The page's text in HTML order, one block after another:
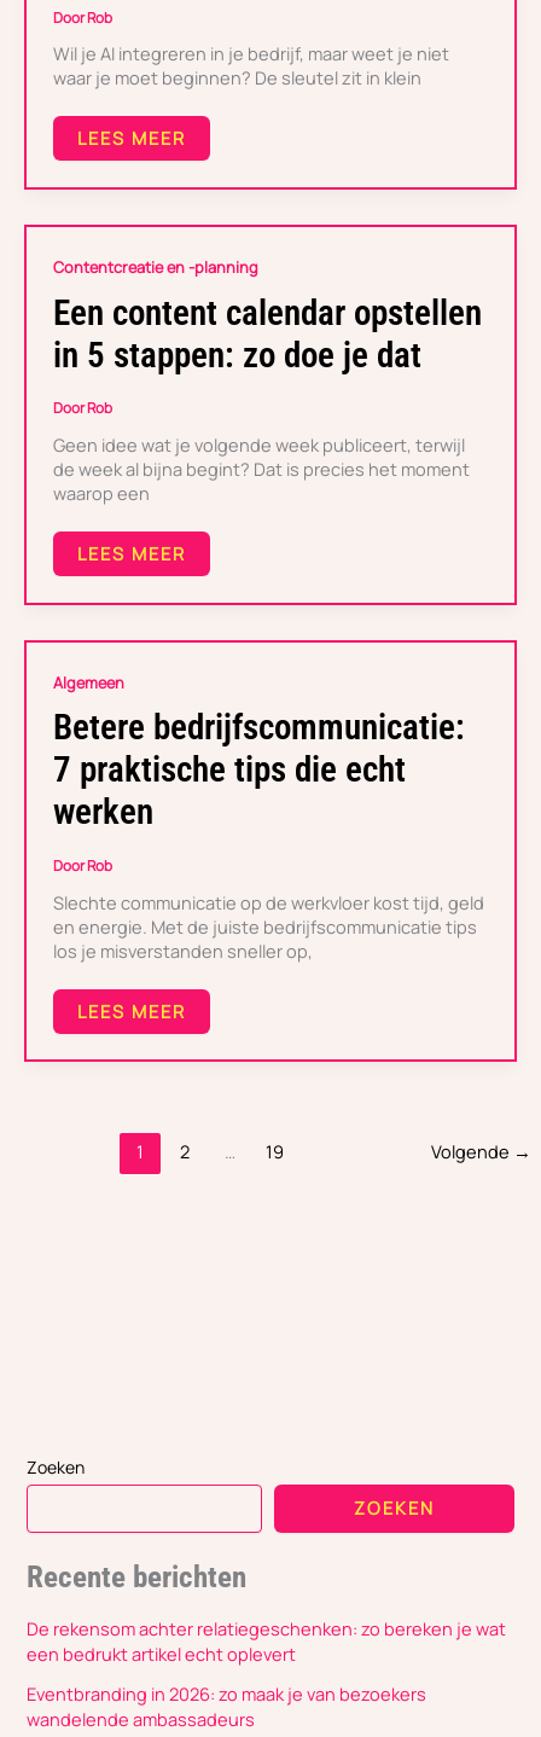
DoorRob
Wil je AI integreren in je bedrijf, maar weet je niet
waar je moet beginnen? De sleutel zit in klein
TE
LEES MEER
Contentcreatie en -planning
Een content calendar opstellen
in 5 stappen: zo doe je dat
DoorRob
Geen idee wat je volgende week publiceert, terwijl
de week al bijna begint? Dat is precies het moment
waarop een
EEN
CALENDAR
OPSTELLEN
IN
5
ZO
JE
DAT
LEES MEER
Algemeen
Betere bedrijfscommunicatie:
7 praktische tips die echt
werken
DoorRob
Slechte communicatie op de werkvloer kost tijd, geld
en energie. Met de juiste bedrijfscommunicatie tips
los je misverstanden sneller op,
BETERE
BEDRIJFSCOMMUNICATIE:
7
PRAKTISCHE
TIPS
DIE
ECHT
WERKEN
LEES MEER
1 2 … 19 Volgende →
Zoeken
ZOEKEN
Recente berichten
De rekensom achter relatiegeschenken: zo bereken je wat
een bedrukt artikel echt oplevert
Eventbranding in 2026: zo maak je van bezoekers
wandelende ambassadeurs